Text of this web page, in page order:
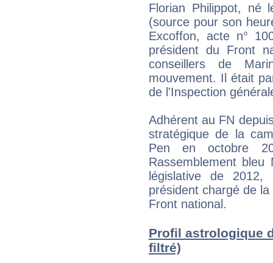
Florian Philippot, né
(source pour son
Excoffon, acte n°
président du Front
conseillers de
mouvement. Il était
de l'Inspection
Adhérent au FN
stratégique de la
Pen en octobre
Rassemblement
législative de
président chargé de
Front national.
Profil astrologique
filtré)